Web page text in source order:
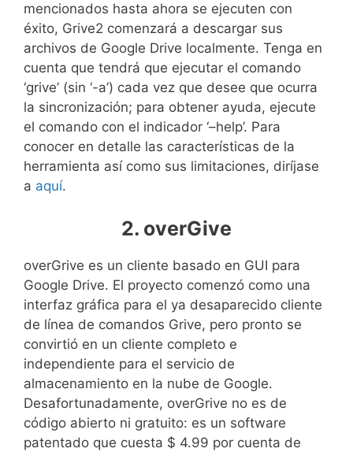
mencionados hasta ahora se ejecuten con
éxito, Grive2 comenzará a descargar sus
archivos de Google Drive localmente. Tenga en
cuenta que tendrá que ejecutar el comando
‘grive’ (sin ‘-a’) cada vez que desee que ocurra
la sincronización; para obtener ayuda, ejecute
el comando con el indicador ‘–help’. Para
conocer en detalle las características de la
herramienta así como sus limitaciones, diríjase
a aquí.
2. overGive
overGrive es un cliente basado en GUI para
Google Drive. El proyecto comenzó como una
interfaz gráfica para el ya desaparecido cliente
de línea de comandos Grive, pero pronto se
convirtió en un cliente completo e
independiente para el servicio de
almacenamiento en la nube de Google.
Desafortunadamente, overGrive no es de
código abierto ni gratuito: es un software
patentado que cuesta $ 4.99 por cuenta de